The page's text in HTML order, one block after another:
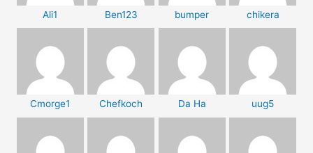
Ali1 Ben123 bumper chikera
Cmorge1 Chefkoch Da Ha uug5